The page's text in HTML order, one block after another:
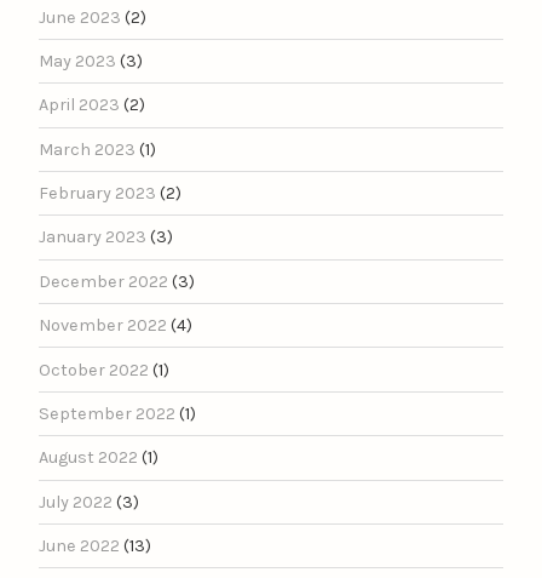
June 2023 (2)
May 2023 (3)
April 2023 (2)
March 2023 (1)
February 2023 (2)
January 2023 (3)
December 2022 (3)
November 2022 (4)
October 2022 (1)
September 2022 (1)
August 2022 (1)
July 2022 (3)
June 2022 (13)